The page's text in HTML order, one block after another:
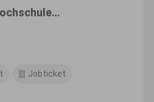
Jobticket